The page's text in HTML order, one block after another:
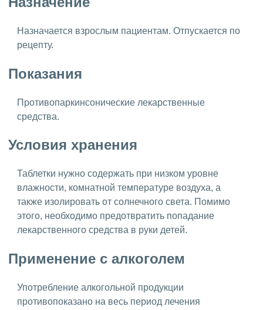
Назначается взрослым пациентам. Отпускается по
рецепту.
Показания
Противопаркинсонические лекарственные
средства.
Условия хранения
Таблетки нужно содержать при низком уровне
влажности, комнатной температуре воздуха, а
также изолировать от солнечного света. Помимо
этого, необходимо предотвратить попадание
лекарственного средства в руки детей.
Применение с алкоголем
Употребление алкогольной продукции
противопоказано на весь период лечения